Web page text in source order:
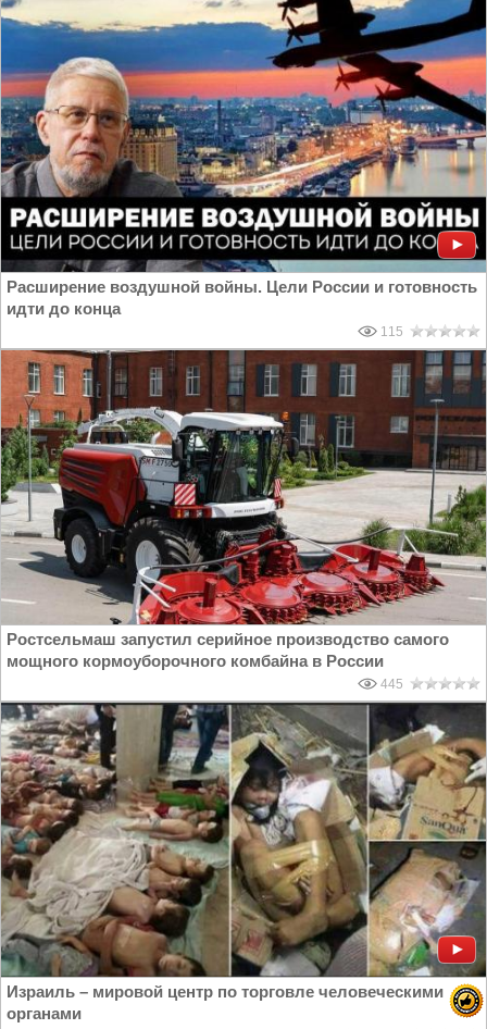
Расширение воздушной войны. Цели России и готовность
идти до конца
115
Ростсельмаш запустил серийное производство самого
мощного кормоуборочного комбайна в России
445
Израиль – мировой центр по торговле человеческими
органами